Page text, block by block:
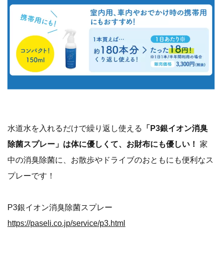
水道水を入れるだけで繰り返し使える
「P3銀イオン消臭
除菌スプレー」は体に優しくて、お財布にも優しい！ 家
中の消臭除菌に、お散歩やドライブのおともにも便利なス
プレーです！
P3銀イオン消臭除菌スプレー
https://paseli.co.jp/service/p3.html